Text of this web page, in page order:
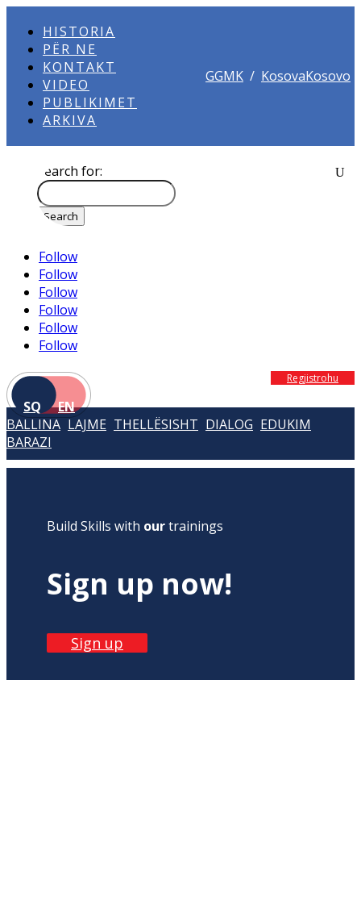
HISTORIA
PËR NE
KONTAKT
VIDEO
PUBLIKIMET
ARKIVA
GGMK / KosovaKosovo
Search for:
Follow
Follow
Follow
Follow
Follow
Follow
SQ EN
Regjistrohu
BALLINA LAJME THELLËSISHT DIALOG EDUKIM
BARAZI
Build Skills with ourtrainings
Sign up now!
Sign up